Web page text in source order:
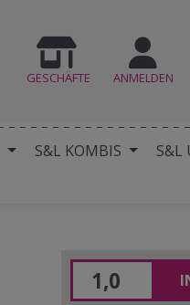
GESCHÄFTE ANMELDEN
S&L KOMBIS
S&L